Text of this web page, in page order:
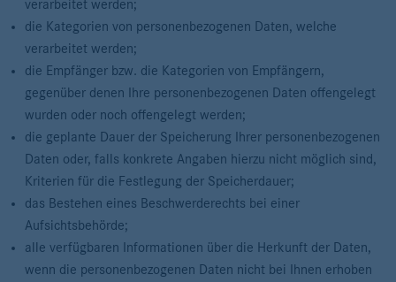
verarbeitet werden;
die Kategorien von personenbezogenen Daten, welche
verarbeitet werden;
die Empfänger bzw. die Kategorien von Empfängern,
gegenüber denen Ihre personenbezogenen Daten offengelegt
wurden oder noch offengelegt werden;
die geplante Dauer der Speicherung Ihrer personenbezogenen
Daten oder, falls konkrete Angaben hierzu nicht möglich sind,
Kriterien für die Festlegung der Speicherdauer;
das Bestehen eines Beschwerderechts bei einer
Aufsichtsbehörde;
alle verfügbaren Informationen über die Herkunft der Daten,
wenn die personenbezogenen Daten nicht bei Ihnen erhoben